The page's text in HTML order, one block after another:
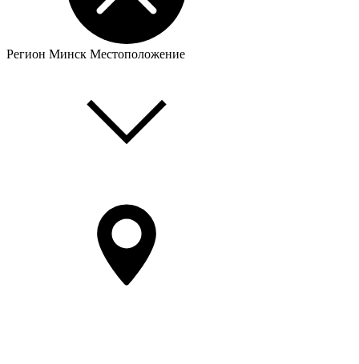
Регион Минск Местоположение